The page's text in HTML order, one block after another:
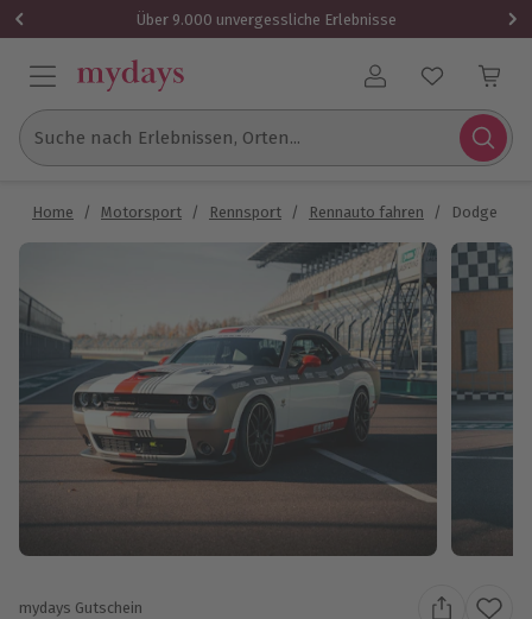
Über 9.000 unvergessliche Erlebnisse
Benutzerkonto
Suche nach Erlebnissen, Orten...
Home / Motorsport / Rennsport / Rennauto fahren / Dodge
mydays Gutschein